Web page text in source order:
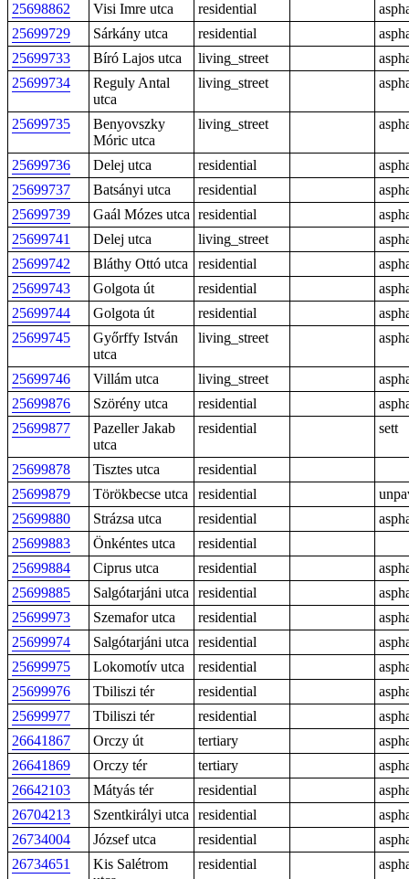
25698862
Visi Imre utca residential
25699729
Sárkány utca residential
25699733
Bíró Lajos utca living_street
25699734
Reguly Antal
utca
living_street
25699735
Benyovszky
Móric utca
living_street
25699736 Delej utca residential
25699737
Batsányi utca residential
25699739
Gaál Mózes utca residential
25699741
Delej utca living_street
25699742
Bláthy Ottó utca residential
25699743
Golgota út residential
25699744
Golgota út residential
25699745
Győrffy István
utca
living_street
25699746 Villám utca living_street
25699876
Szörény utca residential
25699877
Pazeller Jakab
utca
residential sett
25699878 Tisztes utca
residential
25699879
Törökbecse utca residential
25699880
Strázsa utca residential
25699883
Önkéntes utca
residential
25699884
Ciprus utca residential
25699885
Salgótarjáni utca residential
25699973
Szemafor utca residential
25699974
Salgótarjáni utca residential
25699975
Lokomotív utca residential
25699976
Tbiliszi tér residential
25699977
Tbiliszi tér residential
26641867
Orczy út tertiary
26641869
Orczy tér tertiary
26642103
Mátyás tér residential
26704213
Szentkirályi utca residential
26734004
József utca residential
26734651
Kis Salétrom
residential